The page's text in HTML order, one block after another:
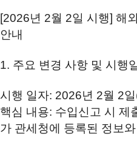
[2026년 2월 2일 시행] 해
안내
1. 주요 변경 사항 및 시행
시행 일자: 2026년 2월 2
핵심 내용: 수입신고 시 제
가 관세청에 등록된 정보